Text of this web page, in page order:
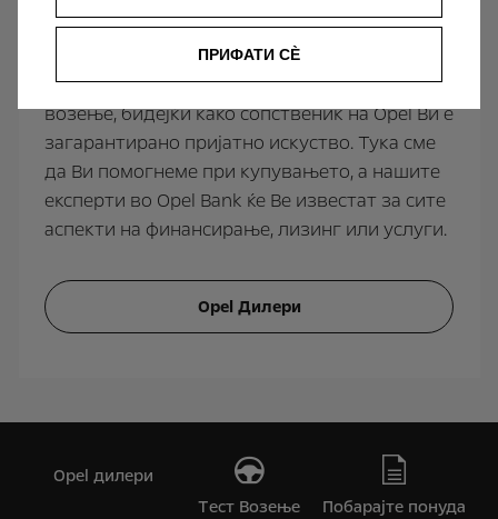
Секогаш добро информиран
Mokka Ви дава повеќе од возбудливо
возење, бидејќи како сопственик на Opel Ви е
загарантирано пријатно искуство. Тука сме
да Ви помогнеме при купувањето, а нашите
експерти во Opel Bank ќе Ве известат за сите
аспекти на финансирање, лизинг или услуги.
Opel Дилери
Opel дилери
Tест Bозење
Побарајте понуда
ПРИФАТИ СÈ